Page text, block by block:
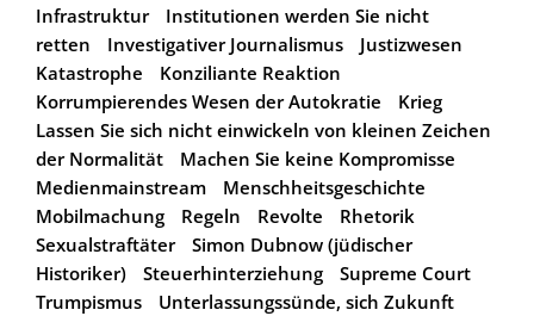
Infrastruktur
Institutionen werden Sie nicht
retten
Investigativer Journalismus
Justizwesen
Katastrophe
Konziliante Reaktion
Korrumpierendes Wesen der Autokratie
Krieg
Lassen Sie sich nicht einwickeln von kleinen Zeichen
der Normalität
Machen Sie keine Kompromisse
Medienmainstream
Menschheitsgeschichte
Mobilmachung
Regeln Revolte
Rhetorik
Sexualstraftäter
Simon Dubnow (jüdischer
Historiker)
Steuerhinterziehung
Supreme Court
Trumpismus
Unterlassungssünde, sich Zukunft